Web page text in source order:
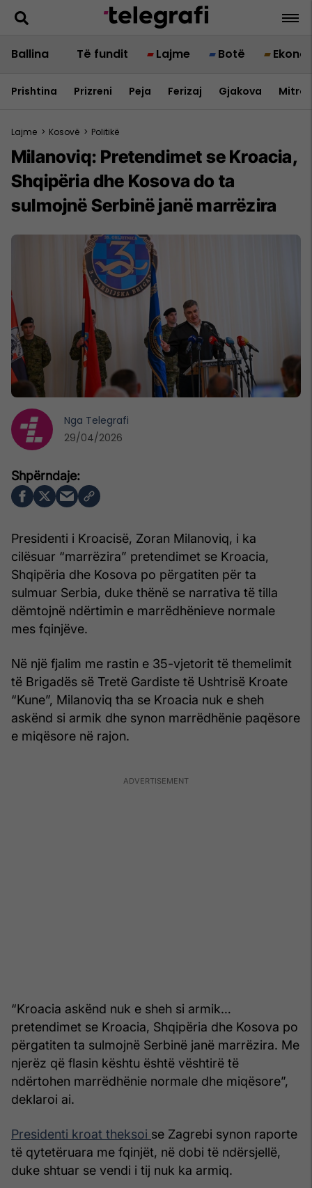
Ballina Të fundit Lajme Botë
Prishtina Prizreni Peja Ferizaj Gjakova
Lajme > Kosovë > Politikë
Milanoviq: Pretendimet se Kroacia,
Shqipëria dhe Kosova do ta
sulmojnë Serbinë janë marrëzira
Presidenti i Kroacisë, Zoran Milanoviq, i ka
cilësuar “marrëzira” pretendimet se Kroacia,
Shqipëria dhe Kosova po përgatiten për ta
sulmuar Serbia, duke thënë se narrativa të tilla
dëmtojnë ndërtimin e marrëdhënieve normale
mes fqinjëve.
Në një fjalim me rastin e 35-vjetorit të themelimit
të Brigadës së Tretë Gardiste të Ushtrisë Kroate
“Kune”, Milanoviq tha se Kroacia nuk e sheh
askënd si armik dhe synon marrëdhënie paqësore
e miqësore në rajon.
“Kroacia askënd nuk e sheh si armik…
pretendimet se Kroacia, Shqipëria dhe Kosova po
përgatiten ta sulmojnë Serbinë janë marrëzira. Me
njerëz që flasin kështu është vështirë të
ndërtohen marrëdhënie normale dhe miqësore”,
deklaroi ai.
Presidenti kroat theksoi se Zagrebi synon raporte
të qytetëruara me fqinjët, në dobi të ndërsjellë,
duke shtuar se vendi i tij nuk ka armiq.
Nga Telegrafi
29/04/2026